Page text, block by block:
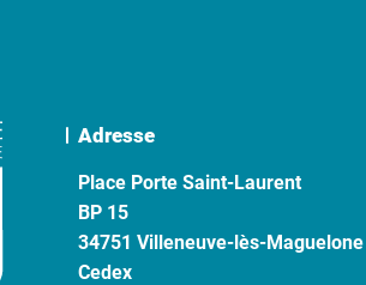
Adresse
Place Porte Saint-Laurent
BP 15
34751 Villeneuve-lès-Maguelone
Cedex